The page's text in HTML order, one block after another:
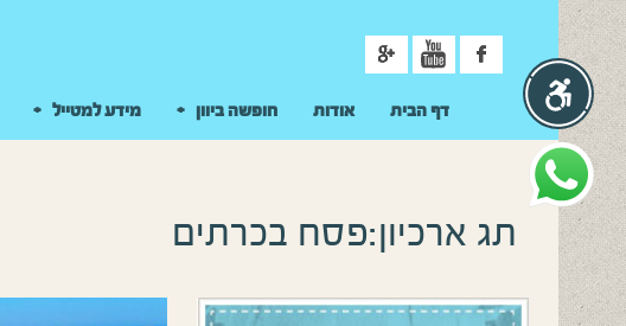
דף הבית אודות חופשה ביוון מידע למטייל
תג ארכיון:פסח בכרתים